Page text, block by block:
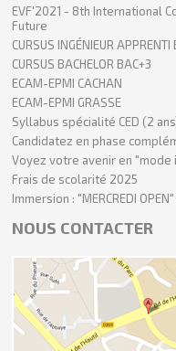
EVF'2021 - 8th International
Future
CURSUS INGÉNIEUR APPRENTI
CURSUS BACHELOR BAC+3
ECAM-EPMI CACHAN
ECAM-EPMI GRASSE
Syllabus spécialité CED (2
Candidatez en phase
Voyez votre avenir en "mode
Frais de scolarité 2025
Immersion : "MERCREDI
NOUS CONTACTER